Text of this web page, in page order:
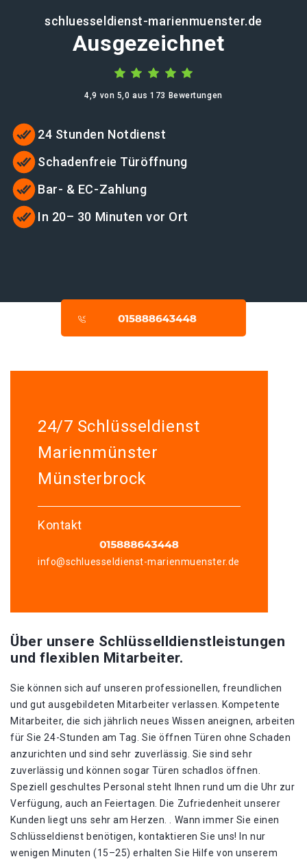
schluesseldienst-marienmuenster.de
Ausgezeichnet
4,9 von 5,0 aus 173 Bewertungen
24 Stunden Notdienst
Schadenfreie Türöffnung
Bar- & EC-Zahlung
In 20– 30 Minuten vor Ort
24/7 Schlüsseldienst
Marienmünster
Münsterbrock
Kontakt
info@schluesseldienst-marienmuenster.de
Über unsere Schlüsselldienstleistungen
und flexiblen Mitarbeiter.
Sie können sich auf unseren professionellen, freundlichen
und gut ausgebildeten Mitarbeiter verlassen. Kompetente
Mitarbeiter, die sich jährlich neues Wissen aneignen, arbeiten
für Sie 24-Stunden am Tag. Sie öffnen Türen ohne Schaden
anzurichten und sind sehr zuverlässig. Sie sind sehr
zuverlässig und können sogar Türen schadlos öffnen.
Speziell geschultes Personal steht Ihnen rund um die Uhr zur
Verfügung, auch an Feiertagen. Die Zufriedenheit unserer
Kunden liegt uns sehr am Herzen. . Wann immer Sie einen
Schlüsseldienst benötigen, kontaktieren Sie uns! In nur
wenigen Minuten (15–25) erhalten Sie Hilfe von unserem